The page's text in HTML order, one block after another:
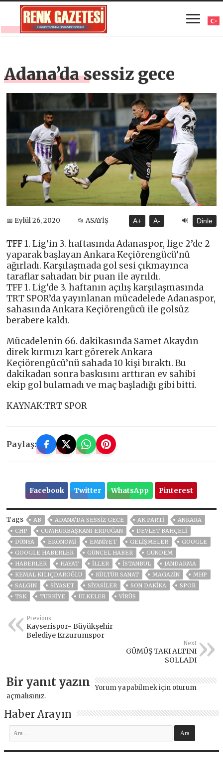
Adana’da sessiz gece
📅 Eylül 26, 2020 📂 ASAYİŞ A+ A- 🔊 Dinle
TFF 1. Lig’in 3. haftasında Adanaspor, lige 2’de 2
yaparak başlayan Ankara Keçiörengücü’nü
ağırladı. Karşılaşmada gol sesi çıkmayınca
taraflar sahadan bir puan ile ayrıldı.
TFF 1. Lig’de 3. haftanın açılış karşılaşmasında
TRT SPOR’da yayınlanan mücadelede Adanaspor,
sahasında Ankara Keçiörengücü ile golsüz
berabere kaldı.
Mücadelenin 66. dakikasında Samet Akaydın
direk kırmızı kart görerek Ankara
Keçiörengücü’nü sahada 10 kişi bıraktı. Bu
dakikadan sonra baskısını arttıran ev sahibi
ekip gol bulamadı ve maç başladığı gibi bitti.
KAYNAK:TRT SPOR
Paylaş:
Facebook Twitter WhatsApp Pinterest
Tags AB ADANA'DA SESSIZ GECE AK PARTİ
ANKARA
CHP
CUMHURBAŞKANI ERDOĞAN
DEVLET BAHÇELİ
DÜNYA
EKONOMİ EMNİYET GELIŞMELER
GOOGLE
GOOGLE HABERLER
GÜNCEL HABER
GÜNDEM
HABERLER
HAYAT İLLER ISTANBUL
JANDARMA
KEMAL KILIÇDAROĞLU
KÜLTÜR SANAT MAGAZİN
MHP
SALGIN
SİYASET SİYASİLER SON DAKIKA
SPOR
TSK
TÜRKİYE ÜLKELER VIRÜS
Previous
Kayserispor- Büyükşehir
Belediye Erzurumspor
Next
GÜMÜŞ TAKI ALTINI
SOLLADI
Bir yanıt yazın Yorum yapabilmek için oturum
açmalısınız.
Haber Arayın